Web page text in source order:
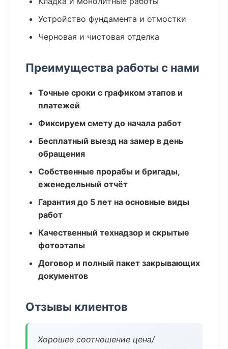
Устройство фундамента и отмостки
Черновая и чистовая отделка
Преимущества работы с нами
Точные сроки с графиком этапов и
платежей
Фиксируем смету до начала работ
Бесплатный выезд на замер в день
обращения
Собственные прорабы и бригады,
еженедельный отчёт
Гарантия до 5 лет на основные виды
работ
Качественный технадзор и скрытые
фотоэтапы
Договор и полный пакет закрывающих
документов
Отзывы клиентов
Хорошее соотношение цена/